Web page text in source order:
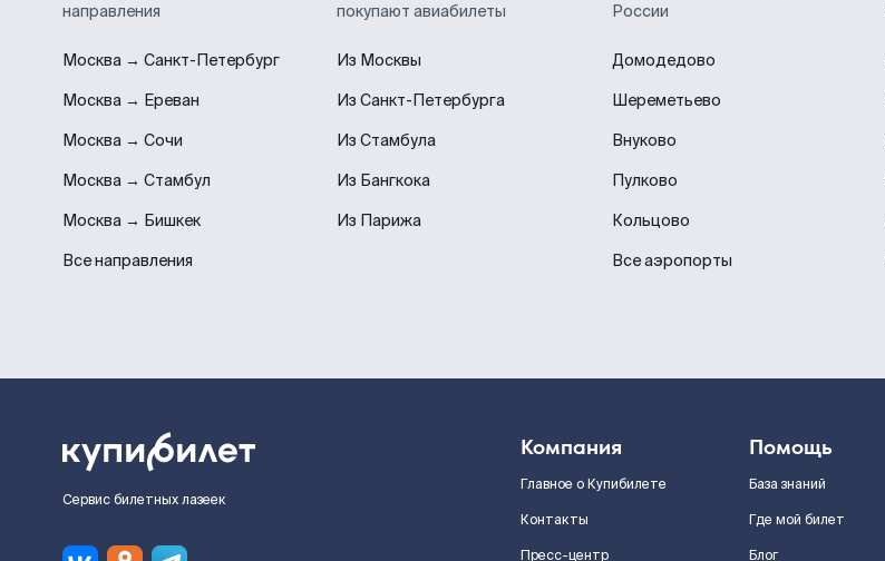
направления
Москва → Санкт-Петербург
Москва → Ереван
Москва → Сочи
Москва → Стамбул
Москва → Бишкек
Все направления
покупают авиабилеты
Из Москвы
Из Санкт-Петербурга
Из Стамбула
Из Бангкока
Из Парижа
России
Домодедово
Шереметьево
Внуково
Пулково
Кольцово
Все аэропорты
Сервис билетных лазеек
Компания
Главное о Купибилете
Контакты
Пресс-центр
Помощь
База знаний
Где мой билет
Блог